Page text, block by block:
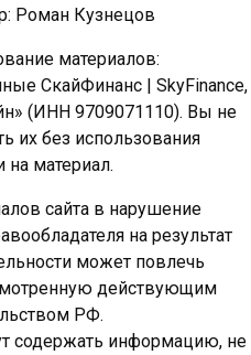
Роман Кузнецов
материалов:
СкайФинанс | SkyFinance,
(ИНН 9709071110). Вы не
их без использования
на материал.
сайта в нарушение
на результат
может повлечь
действующим
РФ.
содержать информацию, не